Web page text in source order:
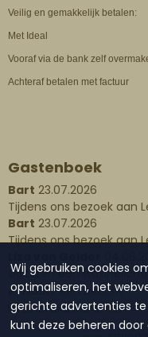
Veilig en gemakkelijk betalen:
Met Ideal
Vooraf via de bank zelf
Achteraf betalen met factuur
Gastenboek
Bart 23.07.2026
Tijdens ons bezoek aan
Bart 23.07.2026
Tijdens ons bezoek aan
Gisteren een
Plaats een bericht
Lees alle berichten
Wij gebruiken cookies
optimaliseren, het
gerichte advertenties
kunt deze beheren door